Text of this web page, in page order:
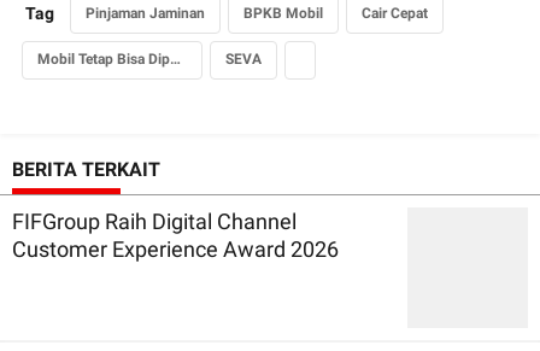
Tag Pinjaman Jaminan BPKB Mobil Cair Cepat
Mobil Tetap Bisa Dipakai SEVA
BERITA TERKAIT
FIFGroup Raih Digital Channel
Customer Experience Award 2026